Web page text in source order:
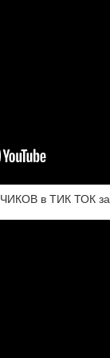
в ТИК ТОК